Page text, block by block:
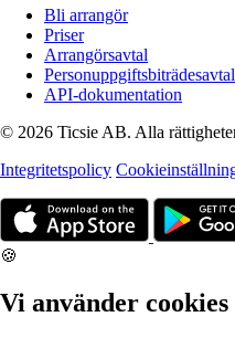
Bli arrangör
Priser
Arrangörsavtal
Personuppgiftsbiträdesavtal
API-dokumentation
© 2026 Ticsie AB. Alla
Integritetspolicy
🍪
Vi använder cookies